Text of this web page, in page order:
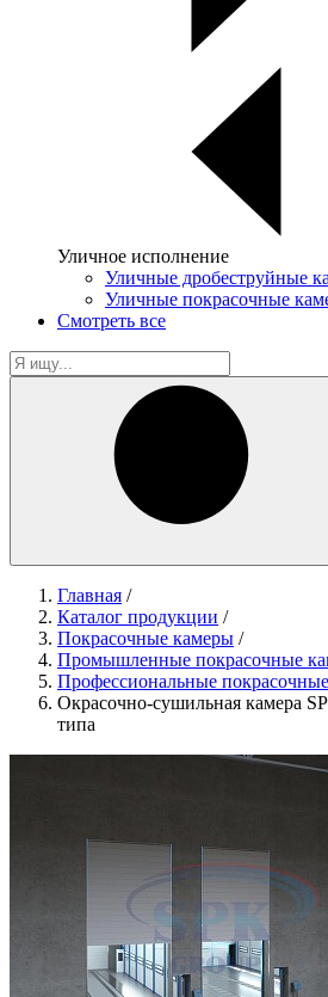
Уличное исполнение
Уличные дробеструйные
Уличные покрасочные
Смотреть все
Главная /
Каталог продукции /
Покрасочные камеры /
Промышленные покрасочные
Профессиональные
Окрасочно-сушильная камера
типа